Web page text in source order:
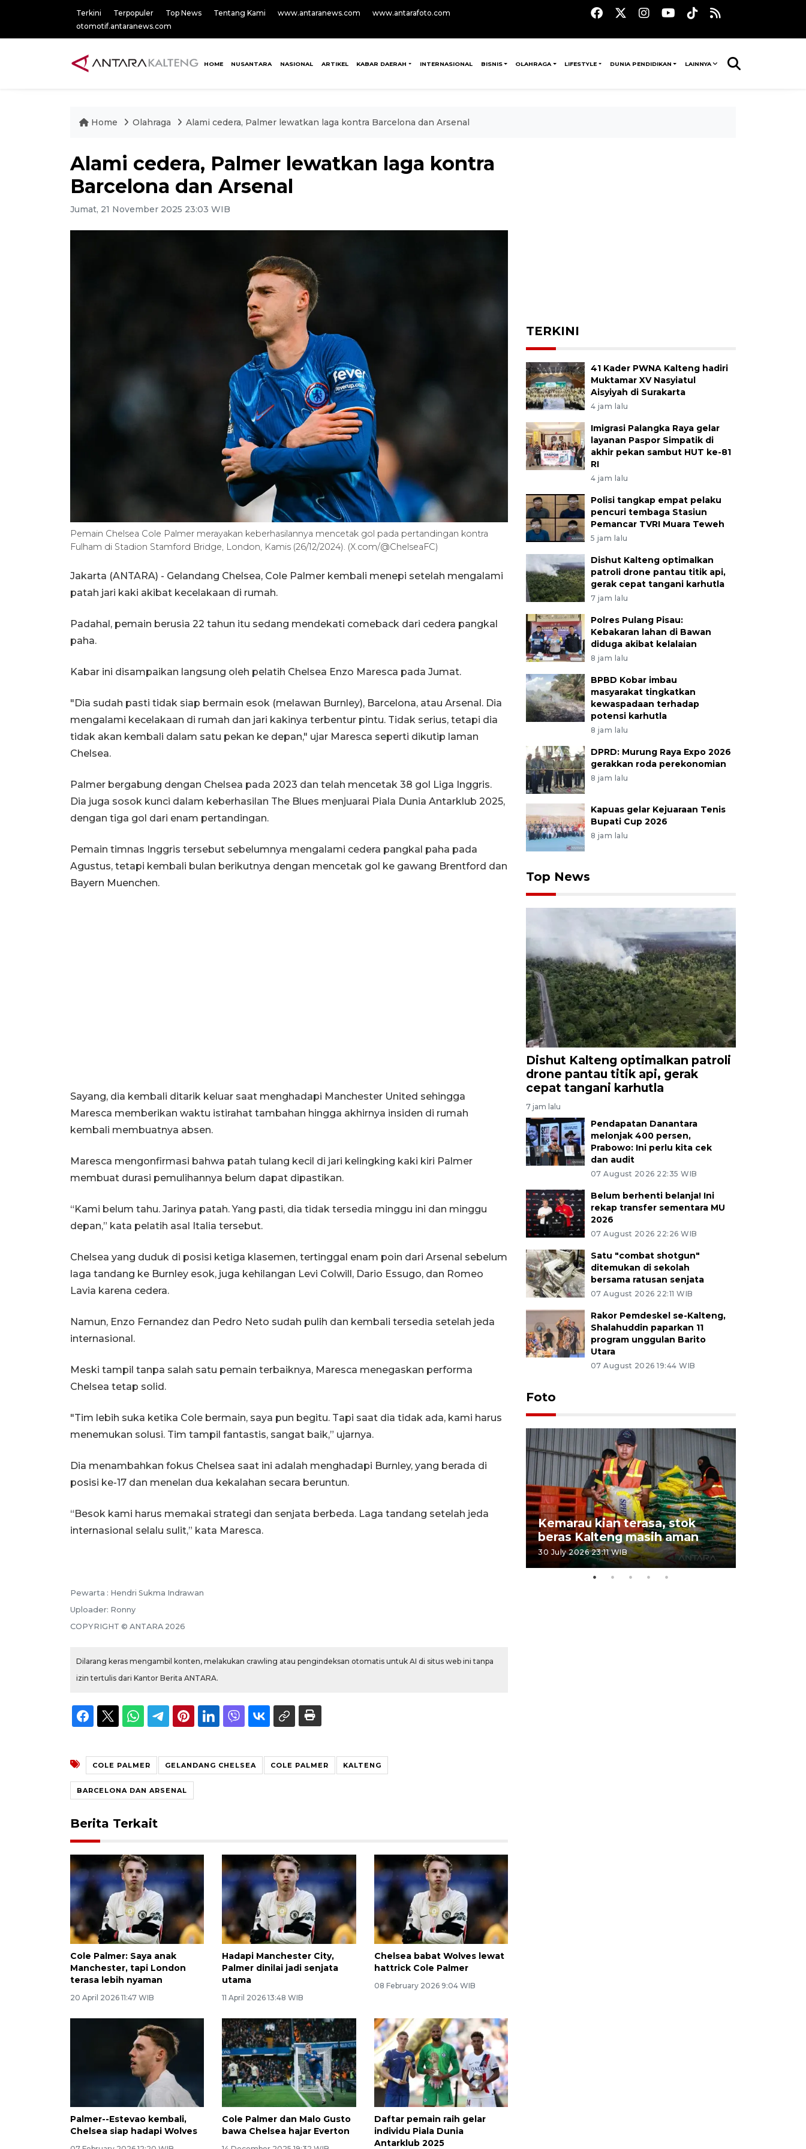
Terkini Terpopuler Top News Tentang Kami www.antaranews.com
www.antarafoto.com
otomotif.antaranews.com
HOME NUSANTARA NASIONAL ARTIKEL KABAR DAERAH INTERNASIONAL BISNIS OLAHRAGA LIFESTYLE DUNIA PENDIDIKAN LAINNYA
Home Olahraga Alami cedera, Palmer lewatkan laga kontra Barcelona dan Arsenal
Alami cedera, Palmer lewatkan laga kontra
Barcelona dan Arsenal
Jumat, 21 November 2025 23:03 WIB
Pemain Chelsea Cole Palmer merayakan keberhasilannya mencetak gol pada pertandingan kontra
Fulham di Stadion Stamford Bridge, London, Kamis (26/12/2024). (X.com/@ChelseaFC)
Jakarta (ANTARA) - Gelandang Chelsea, Cole Palmer kembali menepi setelah mengalami
patah jari kaki akibat kecelakaan di rumah.
Padahal, pemain berusia 22 tahun itu sedang mendekati comeback dari cedera pangkal
paha.
Kabar ini disampaikan langsung oleh pelatih Chelsea Enzo Maresca pada Jumat.
"Dia sudah pasti tidak siap bermain esok (melawan Burnley), Barcelona, atau Arsenal. Dia
mengalami kecelakaan di rumah dan jari kakinya terbentur pintu. Tidak serius, tetapi dia
tidak akan kembali dalam satu pekan ke depan," ujar Maresca seperti dikutip laman
Chelsea.
Palmer bergabung dengan Chelsea pada 2023 dan telah mencetak 38 gol Liga Inggris.
Dia juga sosok kunci dalam keberhasilan The Blues menjuarai Piala Dunia Antarklub 2025,
dengan tiga gol dari enam pertandingan.
Pemain timnas Inggris tersebut sebelumnya mengalami cedera pangkal paha pada
Agustus, tetapi kembali bulan berikutnya dengan mencetak gol ke gawang Brentford dan
Bayern Muenchen.
Sayang, dia kembali ditarik keluar saat menghadapi Manchester United sehingga
Maresca memberikan waktu istirahat tambahan hingga akhirnya insiden di rumah
kembali membuatnya absen.
Maresca mengonfirmasi bahwa patah tulang kecil di jari kelingking kaki kiri Palmer
membuat durasi pemulihannya belum dapat dipastikan.
“Kami belum tahu. Jarinya patah. Yang pasti, dia tidak tersedia minggu ini dan minggu
depan,” kata pelatih asal Italia tersebut.
Chelsea yang duduk di posisi ketiga klasemen, tertinggal enam poin dari Arsenal sebelum
laga tandang ke Burnley esok, juga kehilangan Levi Colwill, Dario Essugo, dan Romeo
Lavia karena cedera.
Namun, Enzo Fernandez dan Pedro Neto sudah pulih dan kembali tersedia setelah jeda
internasional.
Meski tampil tanpa salah satu pemain terbaiknya, Maresca menegaskan performa
Chelsea tetap solid.
"Tim lebih suka ketika Cole bermain, saya pun begitu. Tapi saat dia tidak ada, kami harus
menemukan solusi. Tim tampil fantastis, sangat baik,” ujarnya.
Dia menambahkan fokus Chelsea saat ini adalah menghadapi Burnley, yang berada di
posisi ke-17 dan menelan dua kekalahan secara beruntun.
“Besok kami harus memakai strategi dan senjata berbeda. Laga tandang setelah jeda
internasional selalu sulit,” kata Maresca.
Pewarta : Hendri Sukma Indrawan
Uploader: Ronny
COPYRIGHT © ANTARA 2026
Dilarang keras mengambil konten, melakukan crawling atau pengindeksan otomatis untuk AI di situs web ini tanpa
izin tertulis dari Kantor Berita ANTARA.
COLE PALMER GELANDANG CHELSEA COLE PALMER KALTENG
BARCELONA DAN ARSENAL
Berita Terkait
Cole Palmer: Saya anak
Manchester, tapi London
terasa lebih nyaman
20 April 2026 11:47 WIB
Hadapi Manchester City,
Palmer dinilai jadi senjata
utama
11 April 2026 13:48 WIB
Chelsea babat Wolves lewat
hattrick Cole Palmer
08 February 2026 9:04 WIB
Palmer--Estevao kembali,
Chelsea siap hadapi Wolves
Cole Palmer dan Malo Gusto
bawa Chelsea hajar Everton
Daftar pemain raih gelar
individu Piala Dunia
Antarklub 2025
TERKINI
41 Kader PWNA Kalteng hadiri
Muktamar XV Nasyiatul
Aisyiyah di Surakarta
4 jam lalu
Imigrasi Palangka Raya gelar
layanan Paspor Simpatik di
akhir pekan sambut HUT ke-81
RI
4 jam lalu
Polisi tangkap empat pelaku
pencuri tembaga Stasiun
Pemancar TVRI Muara Teweh
5 jam lalu
Dishut Kalteng optimalkan
patroli drone pantau titik api,
gerak cepat tangani karhutla
7 jam lalu
Polres Pulang Pisau:
Kebakaran lahan di Bawan
diduga akibat kelalaian
8 jam lalu
BPBD Kobar imbau
masyarakat tingkatkan
kewaspadaan terhadap
potensi karhutla
8 jam lalu
DPRD: Murung Raya Expo 2026
gerakkan roda perekonomian
8 jam lalu
Kapuas gelar Kejuaraan Tenis
Bupati Cup 2026
8 jam lalu
Top News
Dishut Kalteng optimalkan patroli
drone pantau titik api, gerak
cepat tangani karhutla
7 jam lalu
Pendapatan Danantara
melonjak 400 persen,
Prabowo: Ini perlu kita cek
dan audit
07 August 2026 22:35 WIB
Belum berhenti belanja! Ini
rekap transfer sementara MU
2026
07 August 2026 22:26 WIB
Satu "combat shotgun"
ditemukan di sekolah
bersama ratusan senjata
07 August 2026 22:11 WIB
Rakor Pemdeskel se-Kalteng,
Shalahuddin paparkan 11
program unggulan Barito
Utara
07 August 2026 19:44 WIB
Foto
Prediksi puncak musim
kemarau di Kalimantan
Kemarau kian terasa, stok
beras Kalteng masih aman
30 July 2026 23:11 WIB